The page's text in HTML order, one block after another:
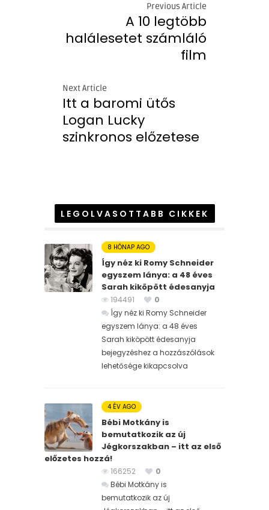
Previous Article
A 10 legtöbb
halálesetet számláló
film
Next Article
Itt a baromi ütős
Logan Lucky
szinkronos előzetese
LEGOLVASOTTABB CIKKEK
8 HÓNAP AGO
Így néz ki Romy Schneider
egyszem lánya: a 48 éves
Sarah kiköpött édesanyja
194491
0
Így néz ki Romy Schneider
egyszem lánya: a 48 éves
Sarah kiköpött édesanyja
bejegyzéshez a hozzászólások
lehetősége kikapcsolva
4 ÉV AGO
Bébi Motkány is
bemutatkozik az új
Jégkorszakban – itt az első
előzetes hozzá!
166252
0
Bébi Motkány is
bemutatkozik az új